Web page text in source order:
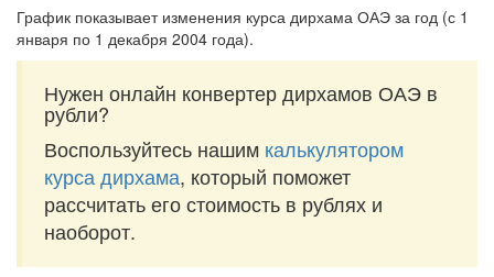
График показывает изменения курса дирхама ОАЭ за год (с 1
января по 1 декабря 2004 года).
Нужен онлайн конвертер дирхамов ОАЭ в
рубли?
Воспользуйтесь нашим калькулятором
курса дирхама, который поможет
рассчитать его стоимость в рублях и
наоборот.